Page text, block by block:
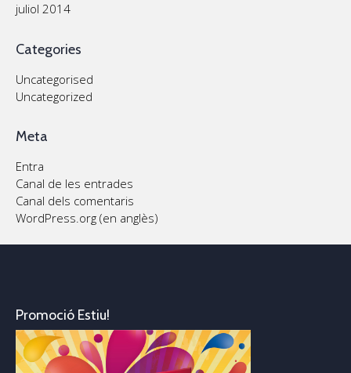
juliol 2014
Categories
Uncategorised
Uncategorized
Meta
Entra
Canal de les entrades
Canal dels comentaris
WordPress.org (en anglès)
Promoció Estiu!